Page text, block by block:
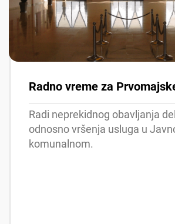
Radno vreme za
Radi neprekidnog obavljanja
odnosno vršenja usluga u
komunalnom.